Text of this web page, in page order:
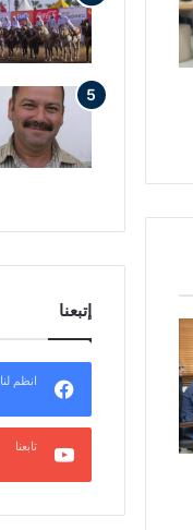
إتبعنا
انظم لنا
تابعنا